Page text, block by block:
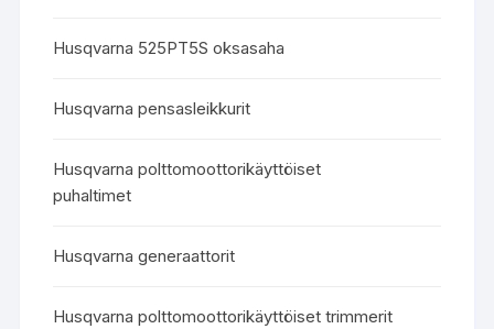
Husqvarna 525PT5S oksasaha
Husqvarna pensasleikkurit
Husqvarna polttomoottorikäyttöiset
puhaltimet
Husqvarna generaattorit
Husqvarna polttomoottorikäyttöiset trimmerit